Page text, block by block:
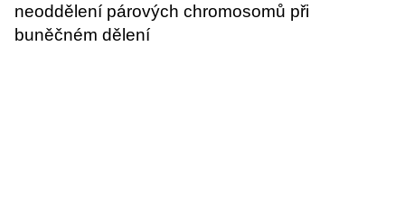
neoddělení párových chromosomů při
buněčném dělení